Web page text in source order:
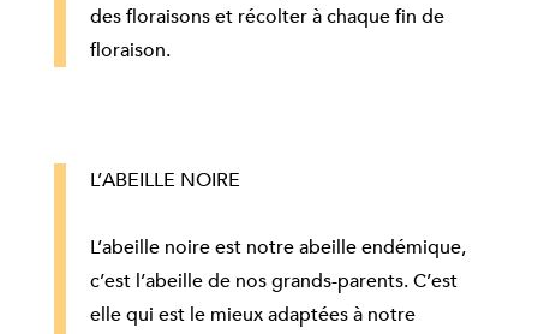
des floraisons et récolter à chaque fin de
floraison.
L’ABEILLE NOIRE
L’abeille noire est notre abeille endémique,
c’est l’abeille de nos grands-parents. C’est
elle qui est le mieux adaptées à notre